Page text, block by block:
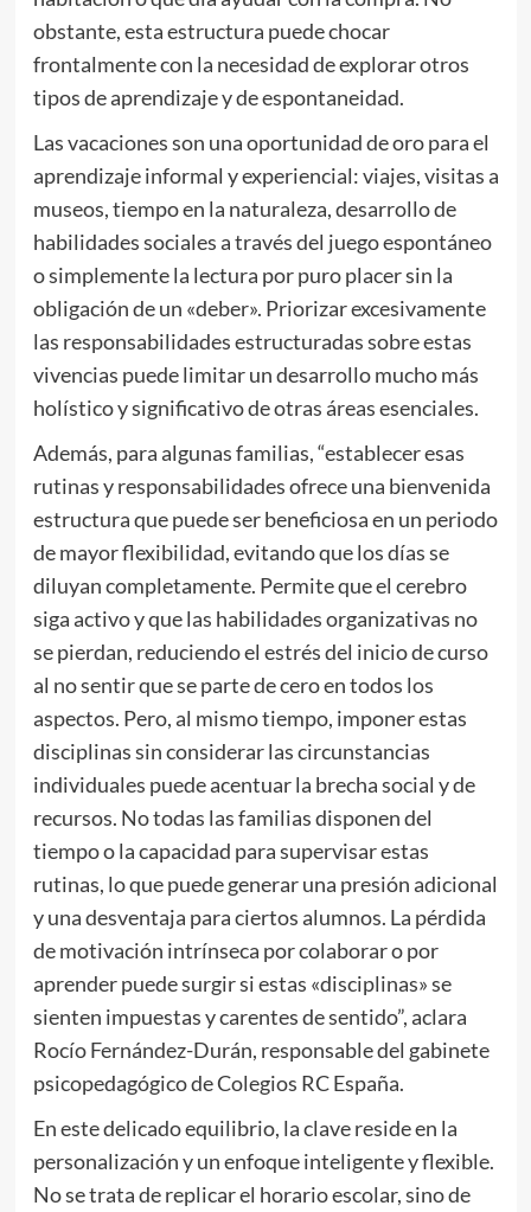
obstante, esta estructura puede chocar
frontalmente con la necesidad de explorar otros
tipos de aprendizaje y de espontaneidad.
Las vacaciones son una oportunidad de oro para el
aprendizaje informal y experiencial: viajes, visitas a
museos, tiempo en la naturaleza, desarrollo de
habilidades sociales a través del juego espontáneo
o simplemente la lectura por puro placer sin la
obligación de un «deber». Priorizar excesivamente
las responsabilidades estructuradas sobre estas
vivencias puede limitar un desarrollo mucho más
holístico y significativo de otras áreas esenciales.
Además, para algunas familias, “establecer esas
rutinas y responsabilidades ofrece una bienvenida
estructura que puede ser beneficiosa en un periodo
de mayor flexibilidad, evitando que los días se
diluyan completamente. Permite que el cerebro
siga activo y que las habilidades organizativas no
se pierdan, reduciendo el estrés del inicio de curso
al no sentir que se parte de cero en todos los
aspectos. Pero, al mismo tiempo, imponer estas
disciplinas sin considerar las circunstancias
individuales puede acentuar la brecha social y de
recursos. No todas las familias disponen del
tiempo o la capacidad para supervisar estas
rutinas, lo que puede generar una presión adicional
y una desventaja para ciertos alumnos. La pérdida
de motivación intrínseca por colaborar o por
aprender puede surgir si estas «disciplinas» se
sienten impuestas y carentes de sentido”, aclara
Rocío Fernández-Durán, responsable del gabinete
psicopedagógico de Colegios RC España.
En este delicado equilibrio, la clave reside en la
personalización y un enfoque inteligente y flexible.
No se trata de replicar el horario escolar, sino de